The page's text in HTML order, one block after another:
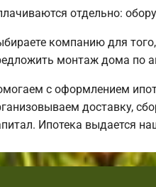
отдельно:
компанию для
монтаж дома по
с оформлением
доставку,
Ипотека выдается